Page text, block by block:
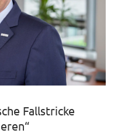
Fallstricke